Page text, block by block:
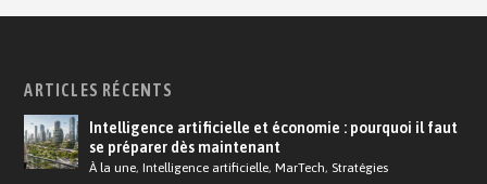
ARTICLES RÉCENTS
Intelligence artificielle et économie : pourquoi il faut
se préparer dès maintenant
À la une,Intelligence artificielle,MarTech, Stratégies